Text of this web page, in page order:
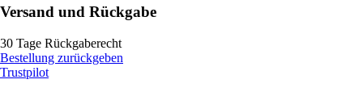
Versand und Rückgabe
30 Tage Rückgaberecht
Bestellung zurückgeben
Trustpilot